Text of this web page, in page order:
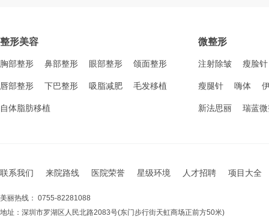
整形美容
胸部整形 鼻部整形 眼部整形 颌面整形
唇部整形 下巴整形 吸脂减肥 毛发移植
自体脂肪移植
微整形
注射除皱 瘦脸针
瘦腿针 嗨体
新法思丽 瑞蓝
联系我们 来院路线 医院荣誉 星级环境 人才招聘 项目大全
美丽热线： 0755-82281088
地址：深圳市罗湖区人民北路2083号(东门步行街天虹商场正前方50米)